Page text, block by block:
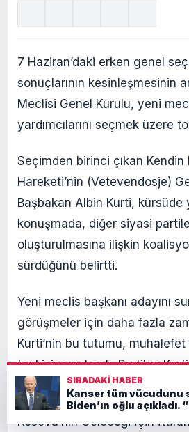
7 Haziran’daki erken genel
sonuçlarının kesinleşmesinin
Meclisi Genel Kurulu, yeni
yardımcılarını seçmek üzere
Seçimden birinci çıkan Kendin
Hareketi’nin (Vetevendosje)
Başbakan Albin Kurti, kürsüde
konuşmada, diğer siyasi
oluşturulmasına ilişkin
sürdüğünü belirtti.
Yeni meclis başkanı adayını
görüşmeler için daha fazla
Kurti’nin bu tutumu,
tepkisine yol açtı. Partiler,
aykırı davrandığını öne sürdü.
Kosova’nın Geleceği İçin
SIRADAKI HABER
Kanser tüm vücudunu
Biden’ın oğlu açıkladı.